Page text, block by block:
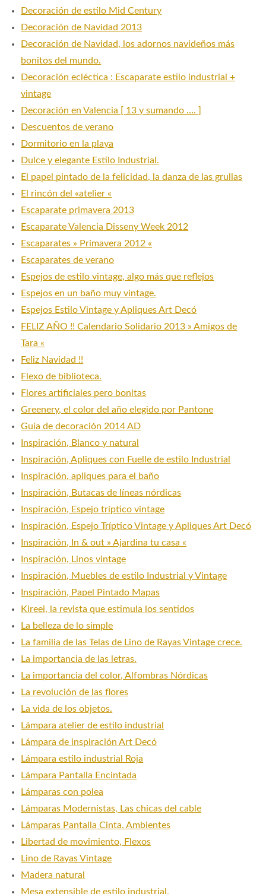
Decoración de estilo Mid Century
Decoración de Navidad 2013
Decoración de Navidad, los adornos navideños más
bonitos del mundo.
Decoración ecléctica : Escaparate estilo industrial +
vintage
Decoración en Valencia [ 13 y sumando …. ]
Descuentos de verano
Dormitorio en la playa
Dulce y elegante Estilo Industrial.
El papel pintado de la felicidad, la danza de las grullas
El rincón del «atelier «
Escaparate primavera 2013
Escaparate Valencia Disseny Week 2012
Escaparates » Primavera 2012 «
Escaparates de verano
Espejos de estilo vintage, algo más que reflejos
Espejos en un baño muy vintage.
Espejos Estilo Vintage y Apliques Art Decó
FELIZ AÑO !! Calendario Solidario 2013 » Amigos de
Tara «
Feliz Navidad !!
Flexo de biblioteca.
Flores artificiales pero bonitas
Greenery, el color del año elegido por Pantone
Guía de decoración 2014 AD
Inspiración, Blanco y natural
Inspiración, Apliques con Fuelle de estilo Industrial
Inspiración, apliques para el baño
Inspiración, Butacas de líneas nórdicas
Inspiración, Espejo tríptico vintage
Inspiración, Espejo Tríptico Vintage y Apliques Art Decó
Inspiración, In & out » Ajardina tu casa «
Inspiración, Linos vintage
Inspiración, Muebles de estilo Industrial y Vintage
Inspiración, Papel Pintado Mapas
Kireei, la revista que estimula los sentidos
La belleza de lo simple
La familia de las Telas de Lino de Rayas Vintage crece.
La importancia de las letras.
La importancia del color, Alfombras Nórdicas
La revolución de las flores
La vida de los objetos.
Lámpara atelier de estilo industrial
Lámpara de inspiración Art Decó
Lámpara estilo industrial Roja
Lámpara Pantalla Encintada
Lámparas con polea
Lámparas Modernistas, Las chicas del cable
Lámparas Pantalla Cinta. Ambientes
Libertad de movimiento, Flexos
Lino de Rayas Vintage
Madera natural
Mesa extensible de estilo industrial.